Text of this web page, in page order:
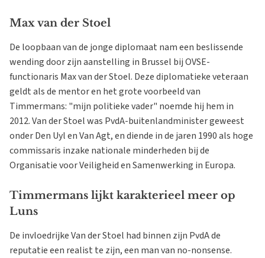
Max van der Stoel
De loopbaan van de jonge diplomaat nam een beslissende
wending door zijn aanstelling in Brussel bij OVSE-
functionaris Max van der Stoel. Deze diplomatieke veteraan
geldt als de mentor en het grote voorbeeld van
Timmermans: "mijn politieke vader" noemde hij hem in
2012. Van der Stoel was PvdA-buitenlandminister geweest
onder Den Uyl en Van Agt, en diende in de jaren 1990 als hoge
commissaris inzake nationale minderheden bij de
Organisatie voor Veiligheid en Samenwerking in Europa.
Timmermans lijkt karakterieel meer op
Luns
De invloedrijke Van der Stoel had binnen zijn PvdA de
reputatie een realist te zijn, een man van no-nonsense.